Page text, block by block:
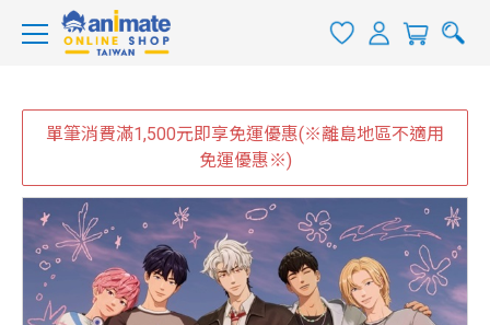
單筆消費滿1,500元即享免運優惠(※離島地區不適用
免運優惠※)